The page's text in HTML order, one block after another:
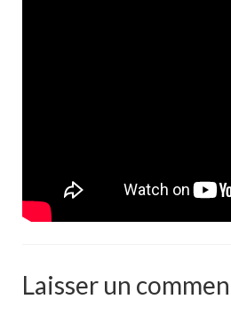
Laisser un